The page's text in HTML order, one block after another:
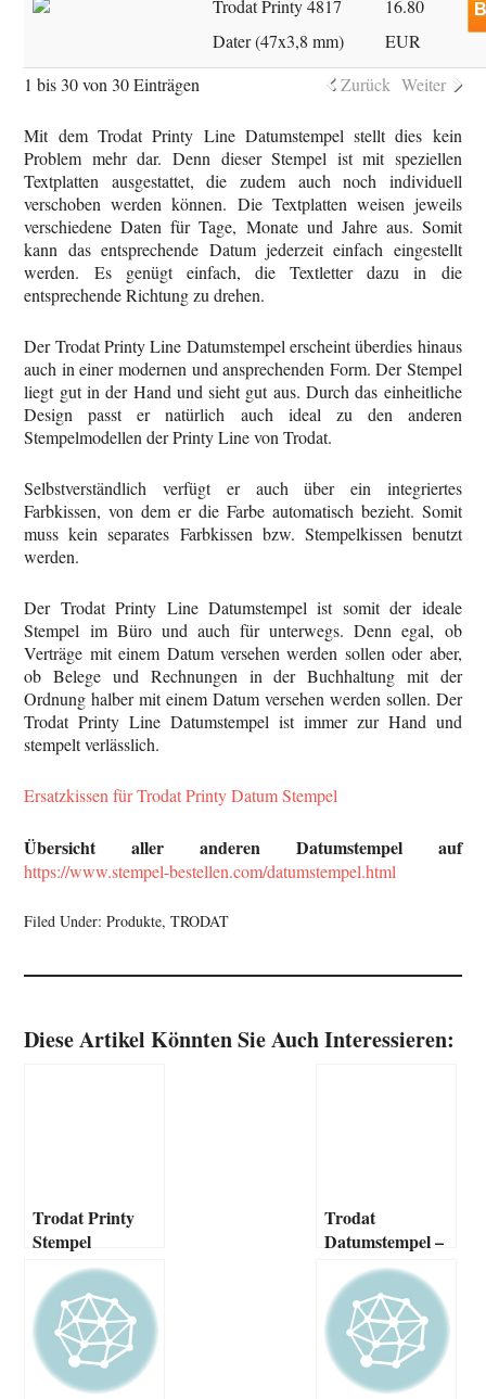
Trodat Printy 4817
Dater (47x3,8 mm)
16.80
EUR
1 bis 30 von 30 Einträgen Zurück Weiter
Mit dem Trodat Printy Line Datumstempel stellt dies kein
Problem mehr dar. Denn dieser Stempel ist mit speziellen
Textplatten ausgestattet, die zudem auch noch individuell
verschoben werden können. Die Textplatten weisen jeweils
verschiedene Daten für Tage, Monate und Jahre aus. Somit
kann das entsprechende Datum jederzeit einfach eingestellt
werden. Es genügt einfach, die Textletter dazu in die
entsprechende Richtung zu drehen.
Der Trodat Printy Line Datumstempel erscheint überdies hinaus
auch in einer modernen und ansprechenden Form. Der Stempel
liegt gut in der Hand und sieht gut aus. Durch das einheitliche
Design passt er natürlich auch ideal zu den anderen
Stempelmodellen der Printy Line von Trodat.
Selbstverständlich verfügt er auch über ein integriertes
Farbkissen, von dem er die Farbe automatisch bezieht. Somit
muss kein separates Farbkissen bzw. Stempelkissen benutzt
werden.
Der Trodat Printy Line Datumstempel ist somit der ideale
Stempel im Büro und auch für unterwegs. Denn egal, ob
Verträge mit einem Datum versehen werden sollen oder aber,
ob Belege und Rechnungen in der Buchhaltung mit der
Ordnung halber mit einem Datum versehen werden sollen. Der
Trodat Printy Line Datumstempel ist immer zur Hand und
stempelt verlässlich.
Ersatzkissen für Trodat Printy Datum Stempel
Übersicht aller anderen Datumstempel auf
https://www.stempel-bestellen.com/datumstempel.html
Filed Under:Produkte,TRODAT
Diese Artikel Könnten Sie Auch Interessieren:
Trodat Printy
Stempel
Trodat
Datumstempel –
Professional